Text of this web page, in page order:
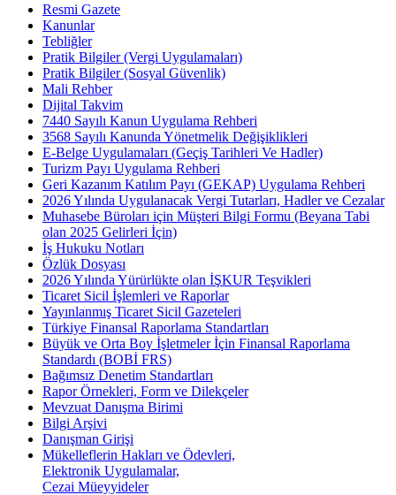
Resmi Gazete
Kanunlar
Tebliğler
Pratik Bilgiler (Vergi Uygulamaları)
Pratik Bilgiler (Sosyal Güvenlik)
Mali Rehber
Dijital Takvim
7440 Sayılı Kanun Uygulama Rehberi
3568 Sayılı Kanunda Yönetmelik Değişiklikleri
E-Belge Uygulamaları (Geçiş Tarihleri Ve Hadler)
Turizm Payı Uygulama Rehberi
Geri Kazanım Katılım Payı (GEKAP) Uygulama Rehberi
2026 Yılında Uygulanacak Vergi Tutarları, Hadler ve Cezalar
Muhasebe Büroları için Müşteri Bilgi Formu (Beyana Tabi
olan 2025 Gelirleri İçin)
İş Hukuku Notları
Özlük Dosyası
2026 Yılında Yürürlükte olan İŞKUR Teşvikleri
Ticaret Sicil İşlemleri ve Raporlar
Yayınlanmış Ticaret Sicil Gazeteleri
Türkiye Finansal Raporlama Standartları
Büyük ve Orta Boy İşletmeler İçin Finansal Raporlama
Standardı (BOBİ FRS)
Bağımsız Denetim Standartları
Rapor Örnekleri, Form ve Dilekçeler
Mevzuat Danışma Birimi
Bilgi Arşivi
Danışman Girişi
Mükelleflerin Hakları ve Ödevleri,
Elektronik Uygulamalar,
Cezai Müeyyideler